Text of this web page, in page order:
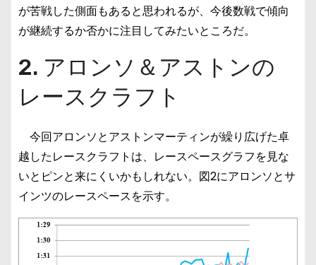
が苦戦した側面もあると思われるが、今後数戦で傾向
が継続するか否かに注目してみたいところだ。
2. アロンソ＆アストンの
レースクラフト
今回アロンソとアストンマーティンが繰り広げた卓
越したレースクラフトは、レースペースグラフを見な
いとピンと来にくいかもしれない。図2にアロンソとサ
インツのレースペースを示す。